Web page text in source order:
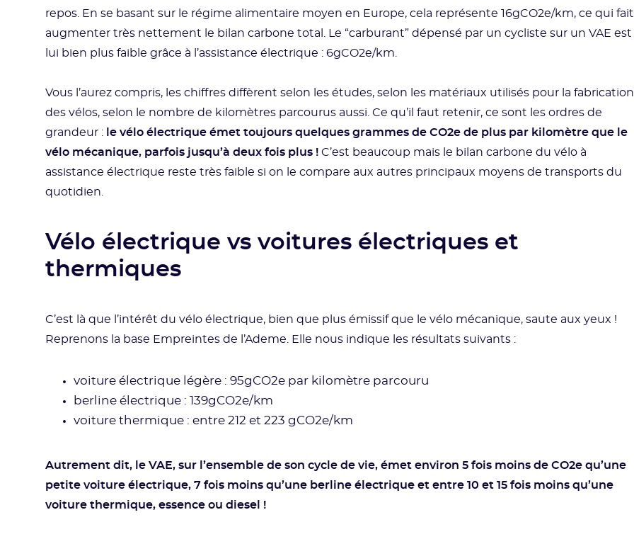
repos. En se basant sur le régime alimentaire moyen en Europe, cela représente 16gCO2e/km, ce qui fait
augmenter très nettement le bilan carbone total. Le “carburant” dépensé par un cycliste sur un VAE est
lui bien plus faible grâce à l’assistance électrique : 6gCO2e/km.
Vous l’aurez compris, les chiffres diffèrent selon les études, selon les matériaux utilisés pour la fabrication
des vélos, selon le nombre de kilomètres parcourus aussi. Ce qu’il faut retenir, ce sont les ordres de
grandeur : le vélo électrique émet toujours quelques grammes de CO2e de plus par kilomètre que le
vélo mécanique, parfois jusqu’à deux fois plus ! C’est beaucoup mais le bilan carbone du vélo à
assistance électrique reste très faible si on le compare aux autres principaux moyens de transports du
quotidien.
Vélo électrique vs voitures électriques et
thermiques
C’est là que l’intérêt du vélo électrique, bien que plus émissif que le vélo mécanique, saute aux yeux !
Reprenons la base Empreintes de l’Ademe. Elle nous indique les résultats suivants :
voiture électrique légère : 95gCO2e par kilomètre parcouru
berline électrique : 139gCO2e/km
voiture thermique : entre 212 et 223 gCO2e/km
Autrement dit, le VAE, sur l’ensemble de son cycle de vie, émet environ 5 fois moins de CO2e qu’une
petite voiture électrique, 7 fois moins qu’une berline électrique et entre 10 et 15 fois moins qu’une
voiture thermique, essence ou diesel !